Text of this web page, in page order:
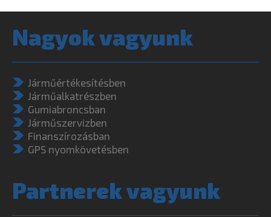
Nagyok vagyunk
Járműértékesítésben
Járműalkatrészben
Gumiabroncsban
Járműszervizben
Finanszírozásban
GPS nyomkövetésben
Partnerek vagyunk